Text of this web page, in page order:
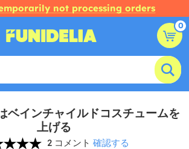
not processing orders
0
ベインチャイルドコスチュームを
上げる
2 コメント 確認する